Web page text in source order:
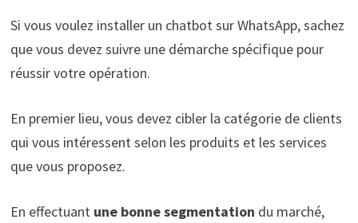
Si vous voulez installer un chatbot sur WhatsApp, sachez
que vous devez suivre une démarche spécifique pour
réussir votre opération.
En premier lieu, vous devez cibler la catégorie de clients
qui vous intéressent selon les produits et les services
que vous proposez.
En effectuant une bonne segmentation du marché,